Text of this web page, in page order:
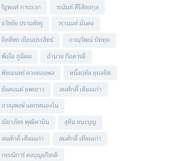
รัฐพงศ์ การะเวก
วรนันท์ คีรีสัตยกุล
ธวัชชัย ปราบศัตรู
วรานนท์ มั่นคง
จิตติพร เขียนประสิทธ์
ภาณุวัฒน์ ปัททุม
พึงใจ ภูนิคม
อำนาจ กิจควรดี
พิชเยนทร์ ดวงทองพล
หนึ่งฤทัย ยุบลชิต
ชัจคเณค์ แพรขาว
สมศักดิ์ เทียมเก่า
ภาณุพงษ์ แตกหนองโน
ณิชาภัตร พุฒิคามิน
สุทิน ชนะบุญ
สมศักดิ์ เทียมเก่า
สมศักดิ์ เทียมเก่า
กรรณิการ์ คงบุญเกียรติ